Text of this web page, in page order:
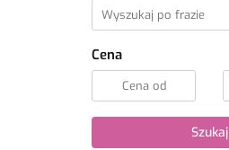
Cena
Szukaj